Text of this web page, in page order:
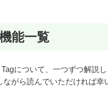
能一覧
について、一つずつ解説
がら読んでいただければ幸